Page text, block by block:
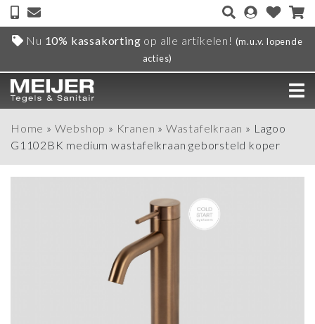
Nu 10% kassakorting op alle artikelen! (m.u.v. lopende
acties)
Home » Webshop » Kranen » Wastafelkraan » Lagoo
G1102BK medium wastafelkraan geborsteld koper